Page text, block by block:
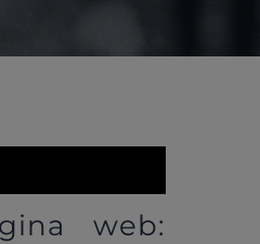
web: